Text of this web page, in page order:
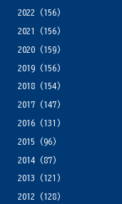
2022 (156)
2021
(156)
2020(159)
2019(156)
2018(154)
2017(147)
2016(131)
2015 (96)
2014(87)
2013 (121)
2012 (128)